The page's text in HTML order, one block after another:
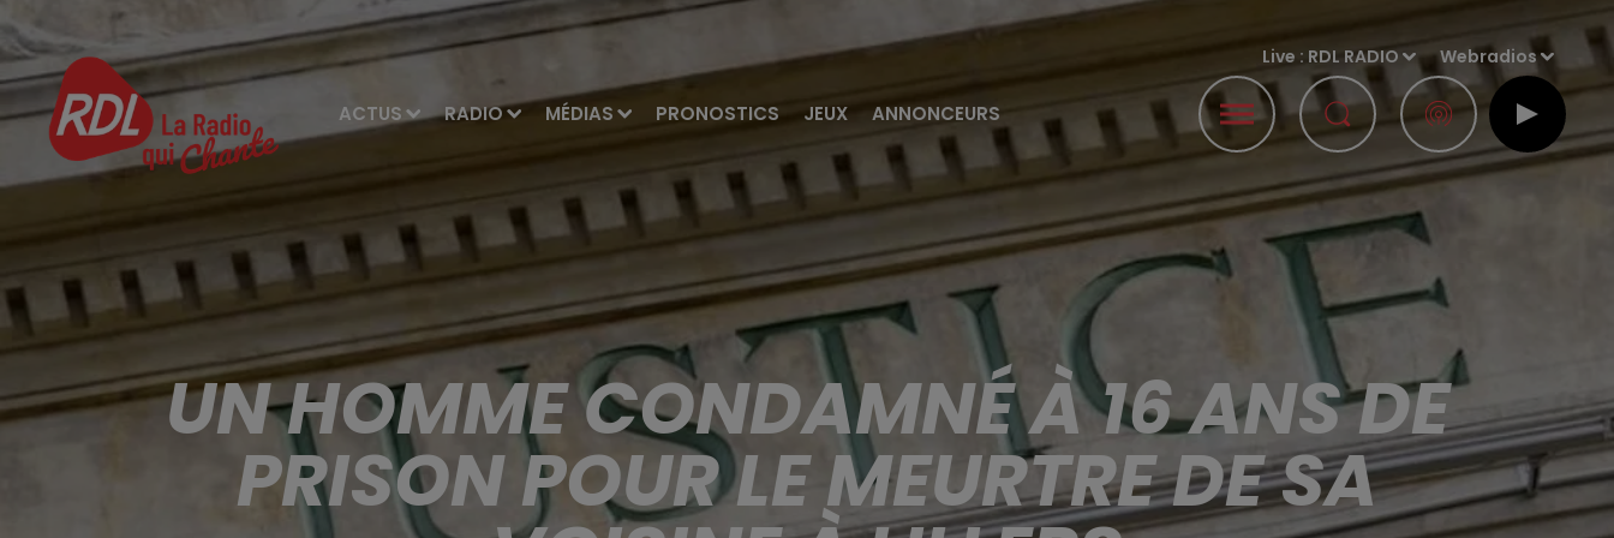
ACTUS RADIO MÉDIAS PRONOSTICS JEUX ANNONCEURS
Live : RDL RADIO Webradios
UN HOMME CONDAMNÉ À 16 ANS DE
PRISON POUR LE MEURTRE DE SA